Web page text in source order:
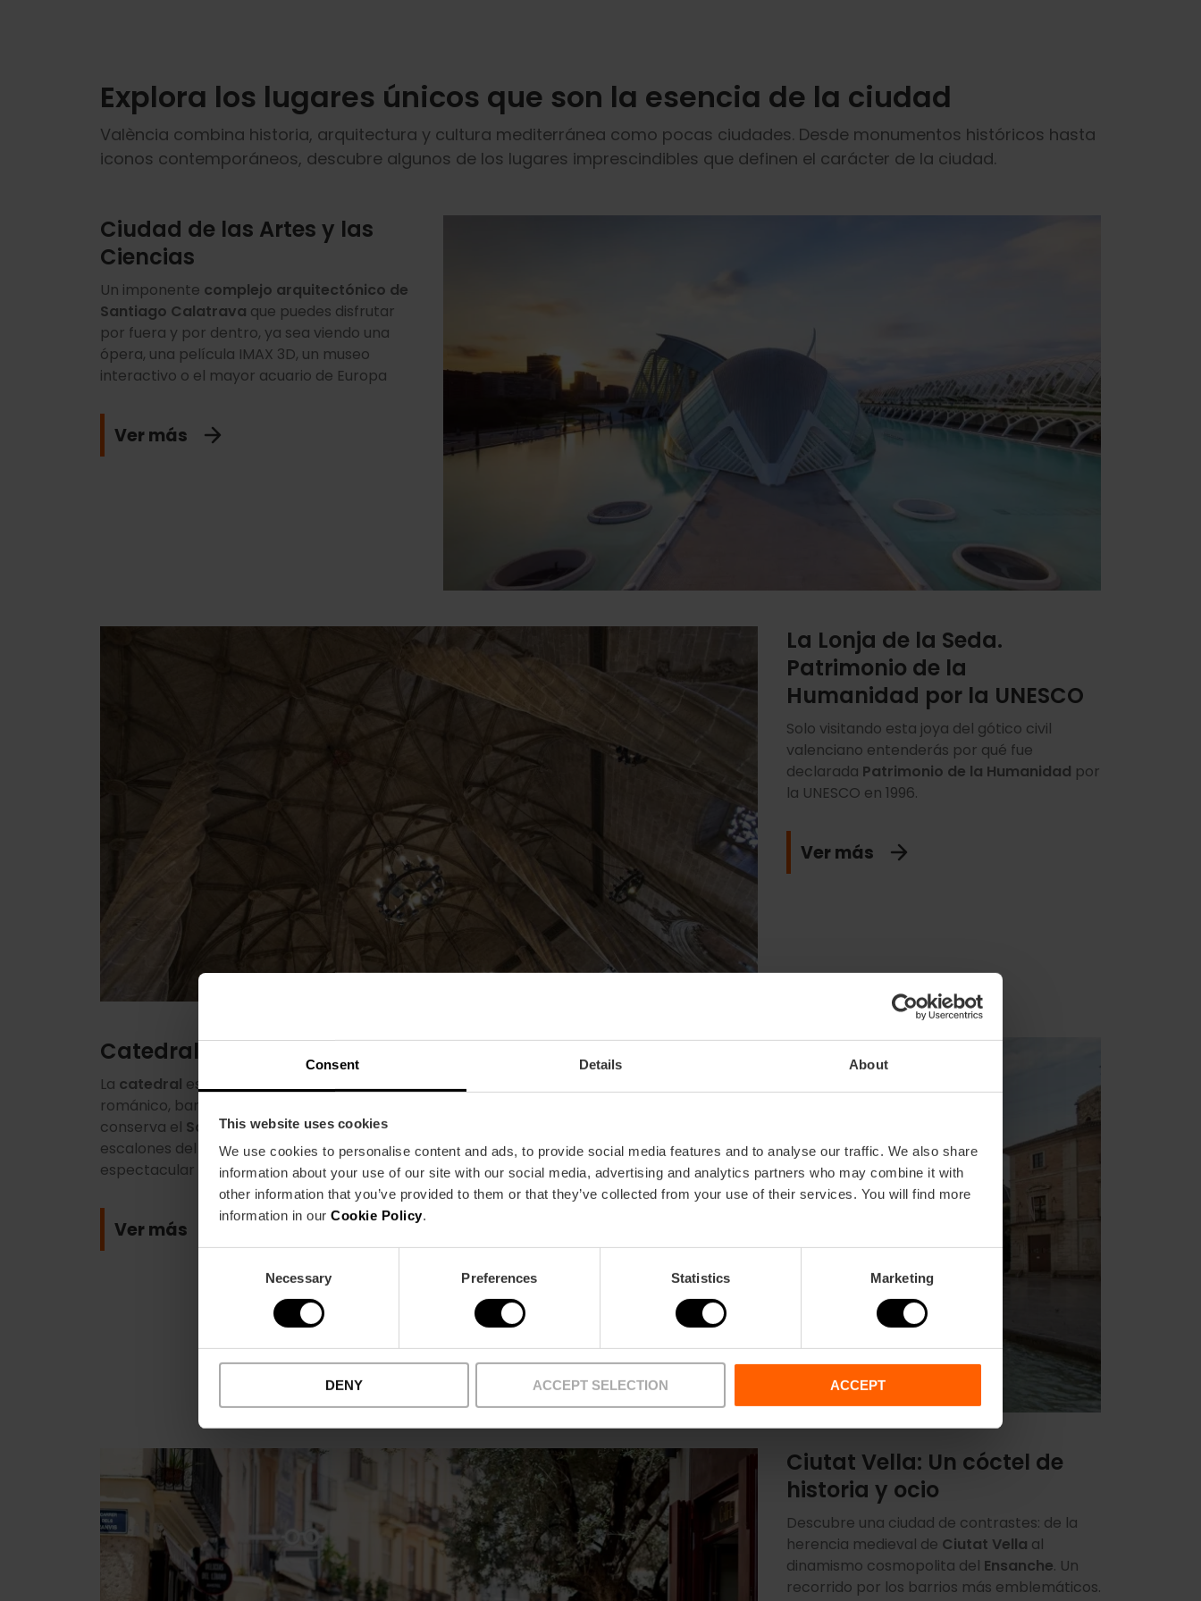
Consent Details About
This website uses cookies
We use cookies to personalise content and ads, to provide social media features and to analyse our traffic. We also share
information about your use of our site with our social media, advertising and analytics partners who may combine it with
other information that you’ve provided to them or that they’ve collected from your use of their services. You will find more
information in our Cookie Policy.
Necessary Preferences Statistics Marketing
DENY ACCEPT SELECTION ACCEPT
Explora los lugares únicos que son la esencia de la ciudad
València combina historia, arquitectura y cultura mediterránea como pocas ciudades. Desde monumentos históricos hasta
iconos contemporáneos, descubre algunos de los lugares imprescindibles que definen el carácter de la ciudad.
Ciudad de las Artes y las
Ciencias
Un imponente complejo arquitectónico de
Santiago Calatrava que puedes disfrutar
por fuera y por dentro, ya sea viendo una
ópera, una película IMAX 3D, un museo
interactivo o el mayor acuario de Europa
Ver más
La Lonja de la Seda.
Patrimonio de la
Humanidad por la UNESCO
Solo visitando esta joya del gótico civil
valenciano entenderás por qué fue
declarada Patrimonio de la Humanidad por
la UNESCO en 1996.
Ver más
Catedral y Santo Cáliz
La catedral es una bella mezcla de estilos
románico, barroco y gótico; por dentro,
conserva el Santo Cálizy si subes los 207
escalones del
Miguelete, disfrutarás de una
espectacular vista 360º de la c
Ver más
Ciutat Vella: Un cóctel de
historia y ocio
Descubre una ciudad de contrastes: de la
herencia medieval de Ciutat Vella al
dinamismo cosmopolita del Ensanche. Un
recorrido por los barrios más emblemáticos.